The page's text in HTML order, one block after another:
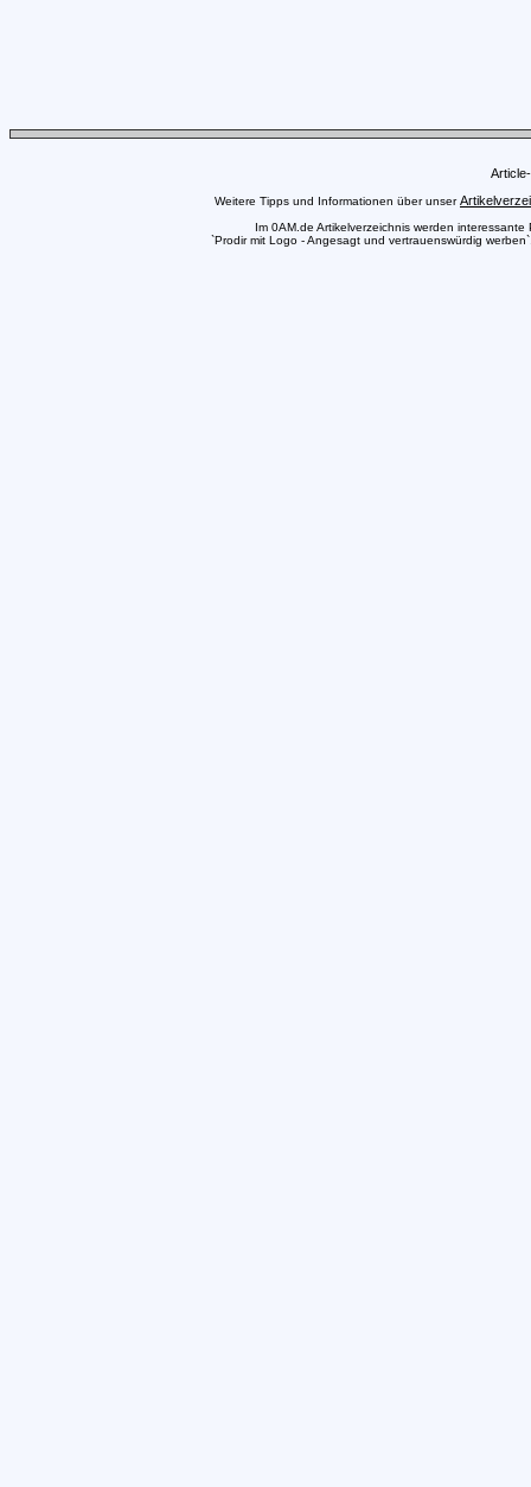
Weitere Tipps und Informationen über unser
Im 0AM.de Artikelverzeichnis werden
`Prodir mit Logo - Angesagt und vertrauenswürdig